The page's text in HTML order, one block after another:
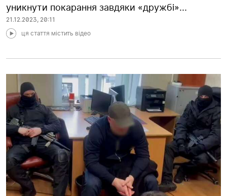
уникнути покарання завдяки «дружбі»...
21.12.2023, 20:11
ця стаття містить відео